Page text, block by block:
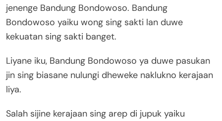
jenenge Bandung Bondowoso. Bandung
Bondowoso yaiku wong sing sakti lan duwe
kekuatan sing sakti banget.
Liyane iku, Bandung Bondowoso ya duwe pasukan
jin sing biasane nulungi dheweke naklukno kerajaan
liya.
Salah sijine kerajaan sing arep di jupuk yaiku